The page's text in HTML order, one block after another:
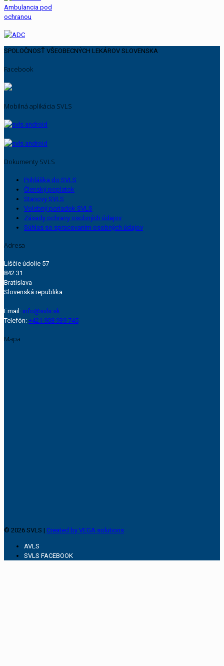
SPOLOČNOSŤ VŠEOBECNÝCH LEKÁROV SLOVENSKA
Facebook
Mobilná aplikácia SVLS
Dokumenty SVLS
Prihláška do SVLS
Členský poplatok
Stanovy SVLS
Volebný poriadok SVLS
Zásady ochrany osobných údajov
Súhlas so spracovaním osobných údajov
Adresa
Líščie údolie 57
842 31
Bratislava
Slovenská republika
Email: info@svls.sk
Telefón: +421 908 939 745
Mapa
© 2026 SVLS | Created by VEGA solutions
AVLS
SVLS FACEBOOK